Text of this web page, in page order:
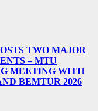
TWO MAJOR
– MTU
MEETING WITH
BEMTUR 2026